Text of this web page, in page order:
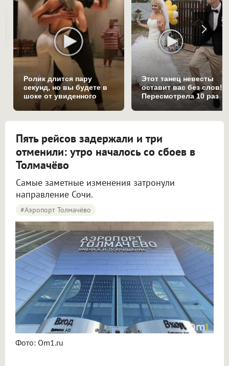
Ролик длится пару
секунд, но вы будете в
шоке от увиденного
Этот танец невесты
оставит вас без слов!
Пересмотрела 10 раз
Пять рейсов задержали и три
отменили: утро началось со сбоев в
Толмачёво
Самые заметные изменения затронули
направление Сочи.
#Аэропорт Толмачёво
Фото: Om1.ru